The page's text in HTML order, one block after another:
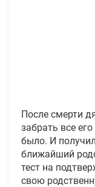
После смерти
забрать все
было. И
ближайший
тест на
свою